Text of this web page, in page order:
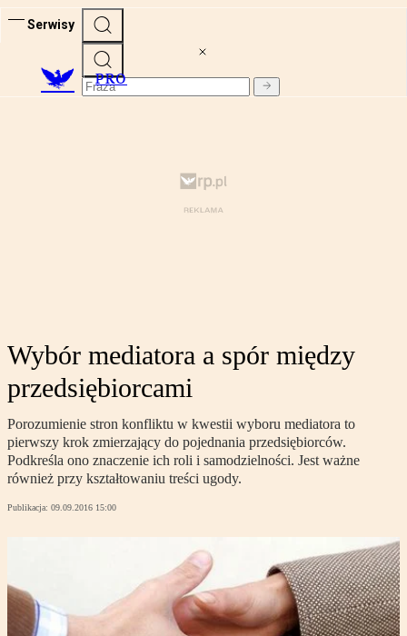
Serwisy
PRO
Wybór mediatora a spór między
przedsiębiorcami
Porozumienie stron konfliktu w kwestii wyboru mediatora to
pierwszy krok zmierzający do pojednania przedsiębiorców.
Podkreśla ono znaczenie ich roli i samodzielności. Jest ważne
również przy kształtowaniu treści ugody.
Publikacja: 09.09.2016 15:00